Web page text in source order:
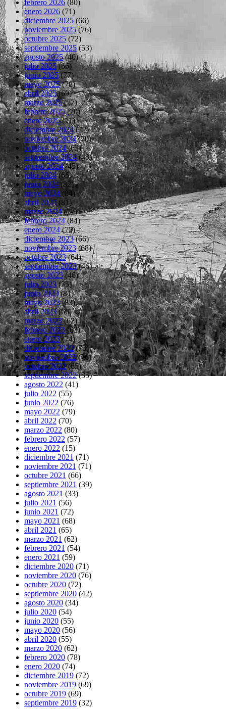
febrero 2026 (80)
enero 2026 (71)
diciembre 2025 (66)
noviembre 2025 (76)
octubre 2025 (72)
septiembre 2025 (53)
agosto 2025(40)
julio 2025(66)
junio 2025(77)
mayo 2025(78)
abril 2025(69)
marzo 2025(77)
febrero 2025(70)
enero 2025(71)
diciembre 2024(72)
noviembre 2024(70)
octubre 2024(63)
septiembre 2024(43)
agosto 2024(45)
julio 2024(66)
junio 2024 (82)
mayo 2024 (84)
abril 2024(81)
marzo 2024(77)
febrero 2024(84)
enero 2024(75)
diciembre 2023(66)
noviembre 2023(68)
octubre 2023(64)
septiembre 2023(46)
agosto 2023(46)
julio 2023(75)
junio 2023(81)
mayo 2023(83)
abril 2023(66)
marzo 2023(62)
febrero 2023(63)
enero 2023(74)
diciembre 2022(73)
noviembre 2022(76)
octubre 2022(65)
septiembre 2022(35)
agosto 2022 (41)
julio 2022 (55)
junio 2022 (76)
mayo 2022 (79)
abril 2022 (70)
marzo 2022 (80)
febrero 2022 (57)
enero 2022 (15)
diciembre 2021 (71)
noviembre 2021 (71)
octubre 2021 (66)
septiembre 2021 (39)
agosto 2021 (33)
julio 2021 (56)
junio 2021 (72)
mayo 2021 (68)
abril 2021 (65)
marzo 2021 (62)
febrero 2021 (54)
enero 2021 (59)
diciembre 2020 (71)
noviembre 2020 (76)
octubre 2020 (72)
septiembre 2020 (42)
agosto 2020 (34)
julio 2020 (54)
junio 2020 (55)
mayo 2020 (56)
abril 2020 (55)
marzo 2020 (62)
febrero 2020 (78)
enero 2020 (74)
diciembre 2019 (72)
noviembre 2019 (69)
octubre 2019 (69)
septiembre 2019 (32)